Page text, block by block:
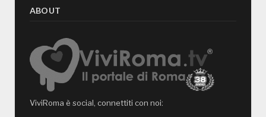
ABOUT
ViviRoma è social, connettiti con noi: